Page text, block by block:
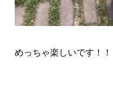
めっちゃ楽しいです！！